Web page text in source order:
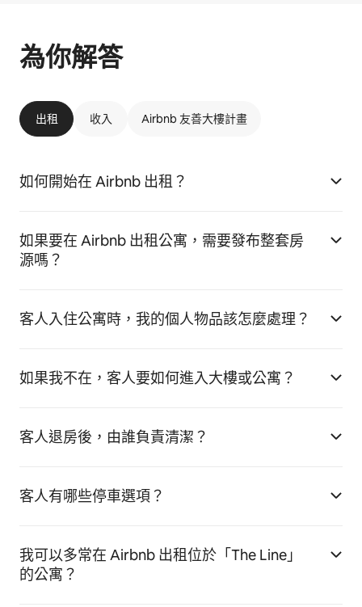
為你解答
出租 收入 Airbnb 友善大樓計畫
如何開始在 Airbnb 出租？
如果要在 Airbnb 出租公寓，需要發布整套房
源嗎？
客人入住公寓時，我的個人物品該怎麼處理？
如果我不在，客人要如何進入大樓或公寓？
客人退房後，由誰負責清潔？
客人有哪些停車選項？
我可以多常在 Airbnb 出租位於「The Line」
的公寓？